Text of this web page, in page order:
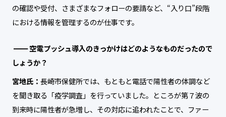
の確認や受付、さまざまなフォローの要請など、“入り口”段階
における情報を管理するのが仕事です。
空電プッシュ導入のきっかけはどのようなものだったので
しょうか？
宮地氏： 長崎市保健所では、もともと電話で陽性者の体調など
を聞き取る「疫学調査」を行っていました。ところが第７波の
到来時に陽性者が急増し、その対応に追われたことで、ファー